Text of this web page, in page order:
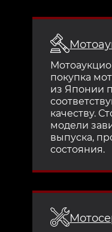
покупка
из Японии
качеству.
модели
выпуска,
состояния.